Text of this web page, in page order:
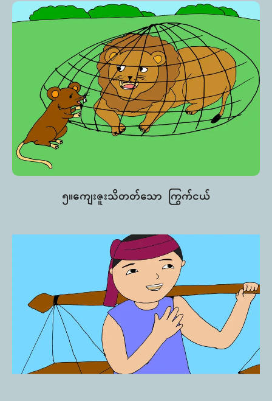
၅။ကျေးဇူးသိတတ်သော ကြွက်ငယ်